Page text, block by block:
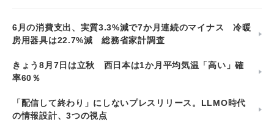
6月の消費支出、実質3.3%減で7か月連続のマイナス 冷暖
房用器具は22.7%減 総務省家計調査
きょう8月7日は立秋 西日本は1か月平均気温「高い」確
率60％
「配信して終わり」にしないプレスリリース。LLMO時代
の情報設計、3つの視点